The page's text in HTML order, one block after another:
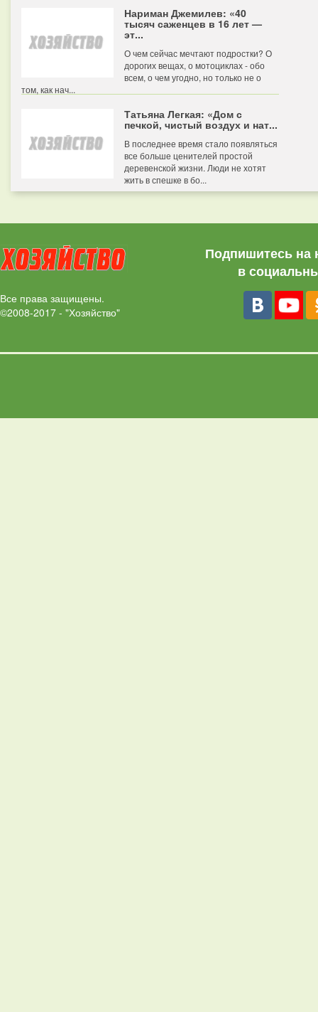
Нариман Джемилев: «40
тысяч саженцев в 16 лет —
эт...
О чем сейчас мечтают подростки? О
дорогих вещах, о мотоциклах - обо
всем, о чем угодно, но только не о
том, как нач...
Татьяна Легкая: «Дом с
печкой, чистый воздух и нат...
В последнее время стало появляться
все больше ценителей простой
деревенской жизни. Люди не хотят
жить в спешке в бо...
Все права защищены.
©2008-2017 - "Хозяйство"
Подпишитесь на
в